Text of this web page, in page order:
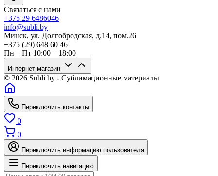
Связаться с нами
+375 29 6486046
info@subli.by
Минск, ул. Долгобродская, д.14, пом.26
+375 (29) 648 60 46
Пн—Пт 10:00 – 18:00
Интернет-магазин
© 2026 Subli.by - Сублимационные материалы
Переключить контакты
0
0
Переключить информацию пользователя
Переключить навигацию